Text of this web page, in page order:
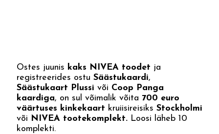
Ostes juunis kaks NIVEA toodet ja
registreerides ostu Säästukaardi,
Säästukaart Plussi või Coop Panga
kaardiga, on sul võimalik võita 700 euro
väärtuses kinkekaart kruiisireisiks Stockholmi
või NIVEA tootekomplekt.Loosi läheb 10
komplekti.